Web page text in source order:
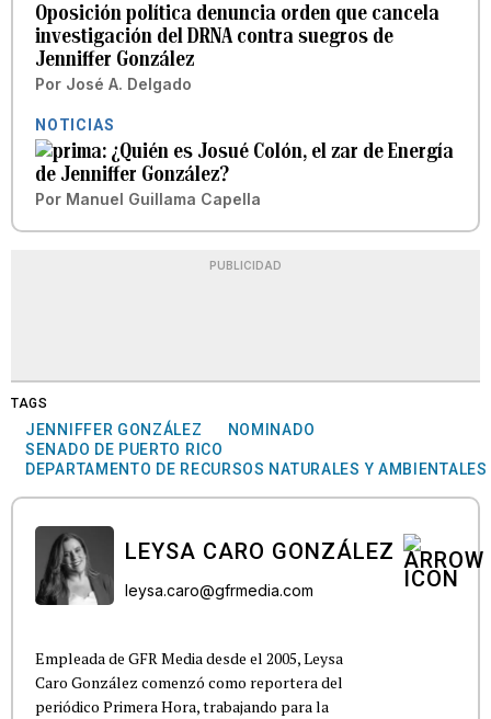
Oposición política denuncia orden que cancela
investigación del DRNA contra suegros de
Jenniffer González
Por José A. Delgado
NOTICIAS
¿Quién es Josué Colón, el zar de Energía
de Jenniffer González?
Por Manuel Guillama Capella
PUBLICIDAD
TAGS
JENNIFFER GONZÁLEZ
NOMINADO
SENADO DE PUERTO RICO
DEPARTAMENTO DE RECURSOS NATURALES Y AMBIENTALES
LEYSA CARO GONZÁLEZ
leysa.caro@gfrmedia.com
Empleada de GFR Media desde el 2005, Leysa
Caro González comenzó como reportera del
periódico Primera Hora, trabajando para la